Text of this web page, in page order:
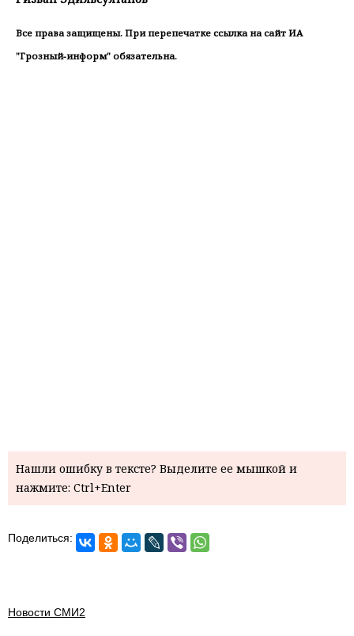
Все права защищены. При перепечатке ссылка на сайт ИА
"Грозный-информ" обязательна.
Нашли ошибку в тексте? Выделите ее мышкой и
нажмите: Ctrl+Enter
Поделиться:
Новости СМИ2